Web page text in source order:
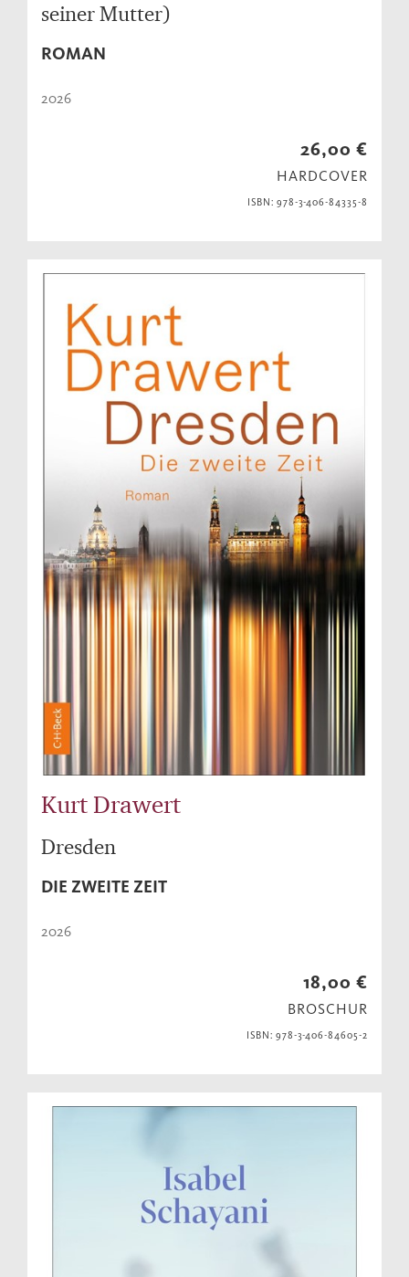
seiner Mutter)
ROMAN
2026
26,00 €
HARDCOVER
ISBN: 978-3-406-84335-8
Kurt Drawert
Dresden
DIE ZWEITE ZEIT
2026
18,00 €
BROSCHUR
ISBN: 978-3-406-84605-2